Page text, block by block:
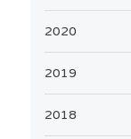
2020
2019
2018